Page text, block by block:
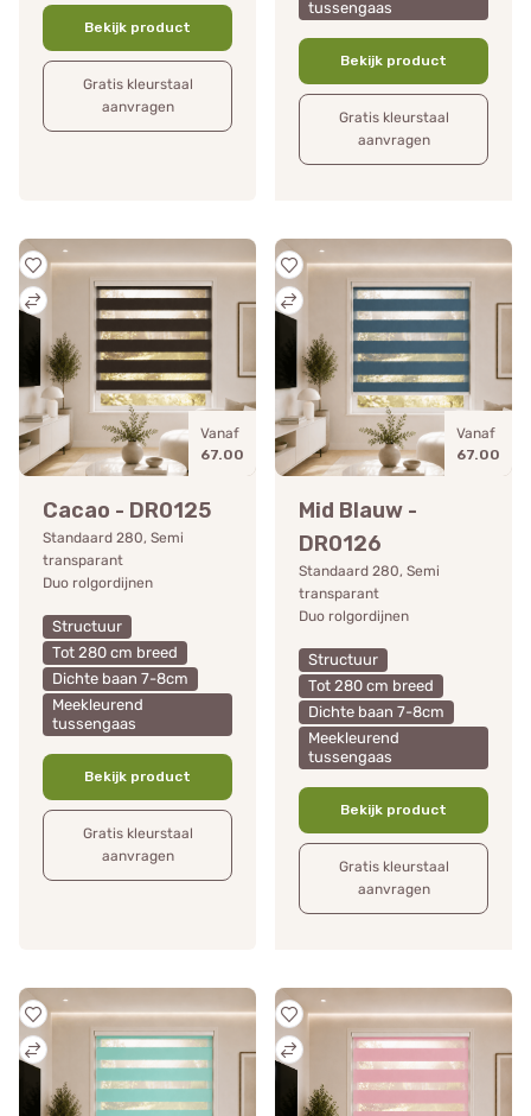
Bekijk product
Gratis kleurstaal
aanvragen
tussengaas
Bekijk product
Gratis kleurstaal
aanvragen
Vanaf
67.00
Cacao - DR0125
Standaard 280, Semi
transparant
Duo rolgordijnen
Structuur
Tot 280 cm breed
Dichte baan 7-8cm
Meekleurend
tussengaas
Bekijk product
Gratis kleurstaal
aanvragen
Vanaf
67.00
Mid Blauw -
DR0126
Standaard 280, Semi
transparant
Duo rolgordijnen
Structuur
Tot 280 cm breed
Dichte baan 7-8cm
Meekleurend
tussengaas
Bekijk product
Gratis kleurstaal
aanvragen